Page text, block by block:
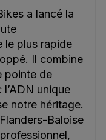
a lancé la
le plus rapide
Il combine
pointe de
unique
notre héritage.
Baloise